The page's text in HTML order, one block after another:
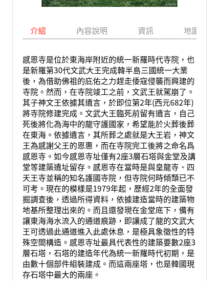
介紹 內容說明 資訊 地圖
感恩寺是位於東海岸附近的統一新羅時代寺院，也
是新羅第30代文武大王完成韓半島三國統一大業
後，為借助佛祖的庇佑之力趕走倭寇侵襲而興建的
寺院。然而，在寺院竣工之前，文武王就駕崩了。
其子神文王依據其遺言，於即位第2年(西元682年)
將寺院修建完成。文武大王臨死前留有遺言，自己
死後將化為海中的龍守護國家，希望能於火葬後葬
在東海。依據遺言，其所葬之處就是大王岩，神文
王為感謝父王的恩惠，而在寺院完工後將之命名爲
感恩寺。如今感恩寺址僅有2座3層石塔與金堂及講
堂等建築遺址留存。感恩寺在當時是與皇龍寺、四
天王寺並稱的知名護國寺院，但寺院何時傾頹已不
可考。現在的模樣是1979年起，歷經2年的全面發
掘調查後，透過所得資料，依據建造當時的建築物
地基所整理出來的。而且還發現在金堂底下，備有
讓東海海水流入的通道痕跡，即讓成了龍的文武大
王可透過此通道進入此處休息，是極具象徵性的特
殊空間構造。感恩寺址最具代表性的建築要數2座3
層石塔，石塔的建造年代為統一新羅時代初期，是
由數十個部件組裝建成。而這兩座塔，也是韓國現
存石塔中最大的兩座。